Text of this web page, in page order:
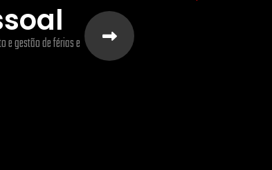
e gestão de férias e